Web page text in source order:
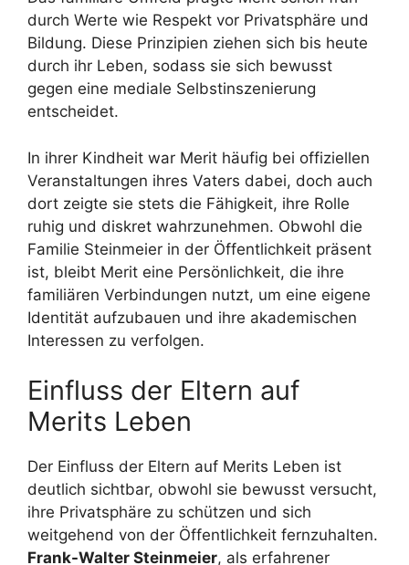
durch Werte wie Respekt vor Privatsphäre und
Bildung. Diese Prinzipien ziehen sich bis heute
durch ihr Leben, sodass sie sich bewusst
gegen eine mediale Selbstinszenierung
entscheidet.
In ihrer Kindheit war Merit häufig bei offiziellen
Veranstaltungen ihres Vaters dabei, doch auch
dort zeigte sie stets die Fähigkeit, ihre Rolle
ruhig und diskret wahrzunehmen. Obwohl die
Familie Steinmeier in der Öffentlichkeit präsent
ist, bleibt Merit eine Persönlichkeit, die ihre
familiären Verbindungen nutzt, um eine eigene
Identität aufzubauen und ihre akademischen
Interessen zu verfolgen.
Einfluss der Eltern auf
Merits Leben
Der Einfluss der Eltern auf Merits Leben ist
deutlich sichtbar, obwohl sie bewusst versucht,
ihre Privatsphäre zu schützen und sich
weitgehend von der Öffentlichkeit fernzuhalten.
Frank-Walter Steinmeier, als erfahrener